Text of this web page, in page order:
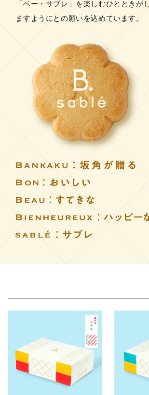
「ベー・サブレ」を楽しむひとときが
ますようにとの願いを込めています。